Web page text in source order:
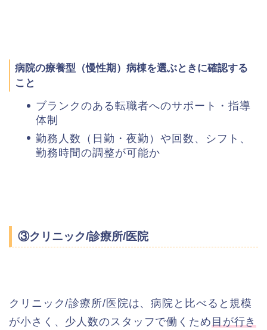
病院の療養型（慢性期）病棟を選ぶときに確認する
こと
ブランクのある転職者へのサポート・指導
体制
勤務人数（日勤・夜勤）や回数、シフト、
勤務時間の調整が可能か
③クリニック/診療所/医院
クリニック/診療所/医院は、病院と比べると規模
が小さく、少人数のスタッフで働くため 目が行き